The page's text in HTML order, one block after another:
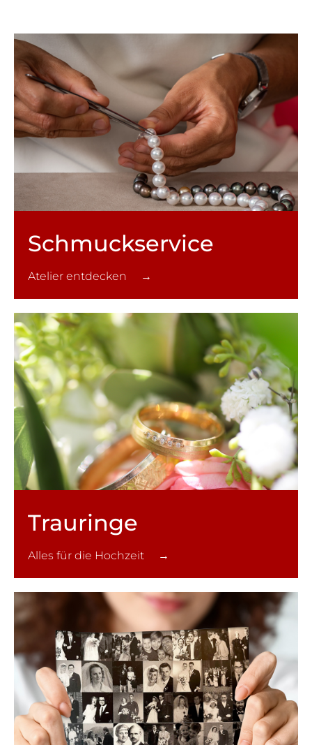
Schmuck­service
Atelier entdecken →
Trauringe
Alles für die Hochzeit →